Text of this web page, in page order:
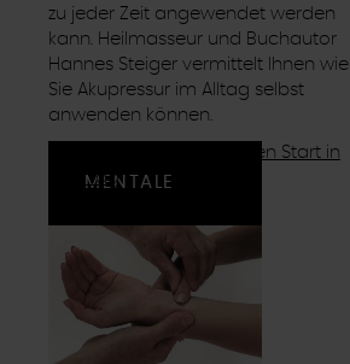
MENTALE
STÄRKE
zu jeder Zeit angewendet werden
kann. Heilmasseur und Buchautor
Hannes Steiger vermittelt Ihnen wie
Sie Akupressur im Alltag selbst
anwenden können.
Akupressur für einen guten Start in
den Tag